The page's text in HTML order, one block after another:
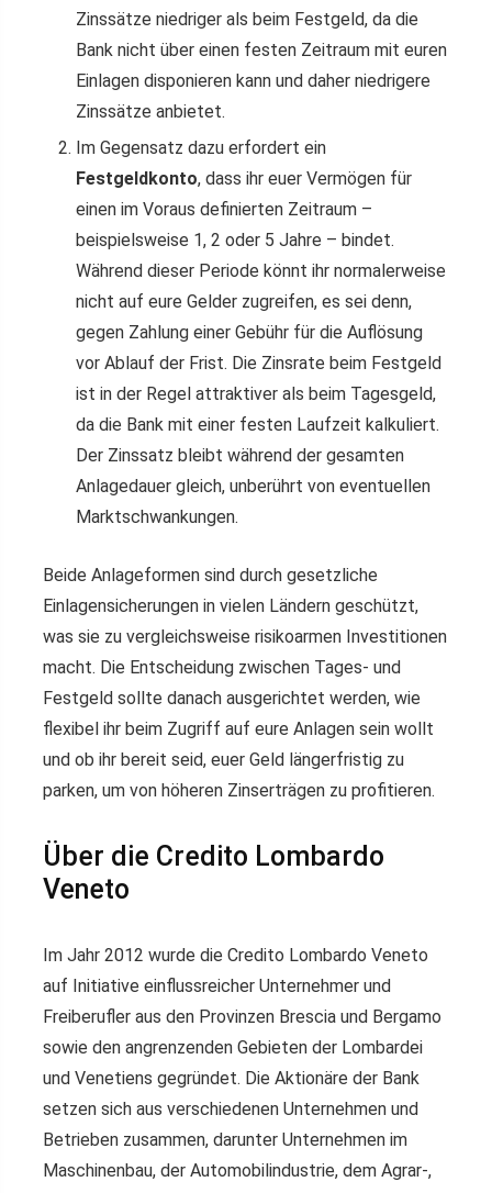
Zinssätze niedriger als beim Festgeld, da die
Bank nicht über einen festen Zeitraum mit euren
Einlagen disponieren kann und daher niedrigere
Zinssätze anbietet.
Im Gegensatz dazu erfordert ein
Festgeldkonto, dass ihr euer Vermögen für
einen im Voraus definierten Zeitraum –
beispielsweise 1, 2 oder 5 Jahre – bindet.
Während dieser Periode könnt ihr normalerweise
nicht auf eure Gelder zugreifen, es sei denn,
gegen Zahlung einer Gebühr für die Auflösung
vor Ablauf der Frist. Die Zinsrate beim Festgeld
ist in der Regel attraktiver als beim Tagesgeld,
da die Bank mit einer festen Laufzeit kalkuliert.
Der Zinssatz bleibt während der gesamten
Anlagedauer gleich, unberührt von eventuellen
Marktschwankungen.
Beide Anlageformen sind durch gesetzliche
Einlagensicherungen in vielen Ländern geschützt,
was sie zu vergleichsweise risikoarmen Investitionen
macht. Die Entscheidung zwischen Tages- und
Festgeld sollte danach ausgerichtet werden, wie
flexibel ihr beim Zugriff auf eure Anlagen sein wollt
und ob ihr bereit seid, euer Geld längerfristig zu
parken, um von höheren Zinserträgen zu profitieren.
Über die Credito Lombardo
Veneto
Im Jahr 2012 wurde die Credito Lombardo Veneto
auf Initiative einflussreicher Unternehmer und
Freiberufler aus den Provinzen Brescia und Bergamo
sowie den angrenzenden Gebieten der Lombardei
und Venetiens gegründet. Die Aktionäre der Bank
setzen sich aus verschiedenen Unternehmen und
Betrieben zusammen, darunter Unternehmen im
Maschinenbau, der Automobilindustrie, dem Agrar-,